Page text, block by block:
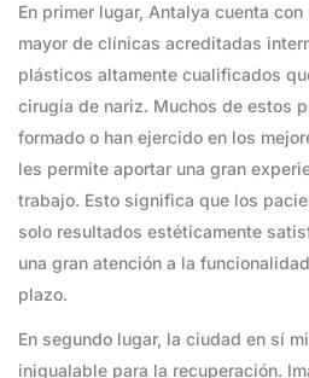
En primer lugar, Antalya cuenta
mayor de clínicas acreditadas
plásticos altamente cualificados
cirugía de nariz. Muchos de estos
formado o han ejercido en los
les permite aportar una gran
trabajo. Esto significa que los
solo resultados estéticamente
una gran atención a la
plazo.
En segundo lugar, la ciudad en sí
inigualable para la recuperación.